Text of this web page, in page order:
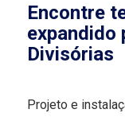
Encontre
expandido
Divisórias
Projeto e